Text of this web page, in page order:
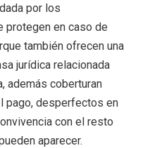
por los
protegen en caso de
también ofrecen una
jurídica relacionada
además coberturan
pago, desperfectos en
con el resto
aparecer.